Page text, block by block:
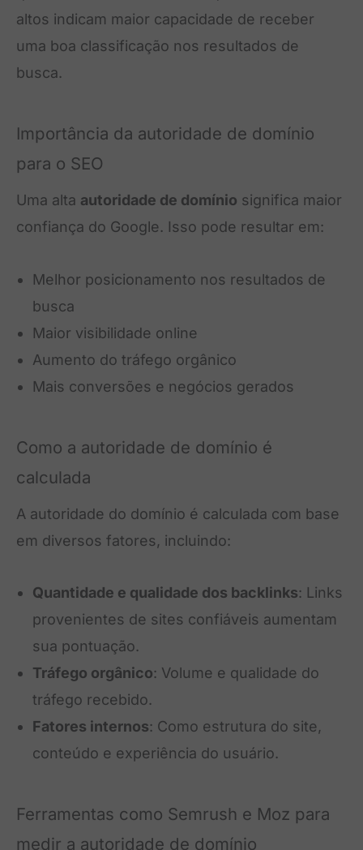
altos indicam maior capacidade de receber
uma boa classificação nos resultados de
busca.
Importância da autoridade de domínio
para o SEO
Uma alta autoridade de domínio significa maior
confiança do Google. Isso pode resultar em:
Melhor posicionamento nos resultados de
busca
Maior visibilidade online
Aumento do tráfego orgânico
Mais conversões e negócios gerados
Como a autoridade de domínio é
calculada
A autoridade do domínio é calculada com base
em diversos fatores, incluindo:
Quantidade e qualidade dos backlinks: Links
provenientes de sites confiáveis aumentam
sua pontuação.
Tráfego orgânico: Volume e qualidade do
tráfego recebido.
Fatores internos: Como estrutura do site,
conteúdo e experiência do usuário.
Ferramentas como Semrush e Moz para
medir a autoridade de domínio